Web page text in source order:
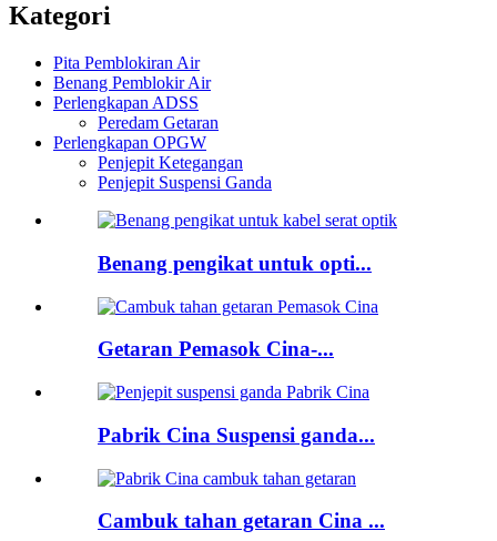
Kategori
Pita Pemblokiran Air
Benang Pemblokir Air
Perlengkapan ADSS
Peredam Getaran
Perlengkapan OPGW
Penjepit Ketegangan
Penjepit Suspensi Ganda
Benang pengikat untuk opti...
Getaran Pemasok Cina-...
Pabrik Cina Suspensi ganda...
Cambuk tahan getaran Cina ...